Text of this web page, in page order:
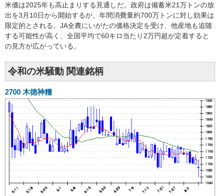
米価は2025年も高止まりする見通しだ。政府は備蓄米21万トンの放
出を3月10日から開始するが、年間消費量約700万トンに対し効果は
限定的とされる。JA全農にいがたの価格決定を受け、他産地も追随
する可能性が高く、全国平均で60キロ当たり2万円超が定着すると
の見方が広がっている。
令和の米騒動 関連銘柄
2700 木徳神糧